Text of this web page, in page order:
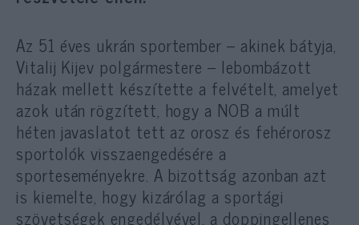
Az 51 éves ukrán sportember – akinek bátyja,
Vitalij Kijev polgármestere – lebombázott
házak mellett készítette a felvételt, amelyet
azok után rögzített, hogy a NOB a múlt
héten javaslatot tett az orosz és fehérorosz
sportolók visszaengedésére a
sporteseményekre. A bizottság azonban azt
is kiemelte, hogy kizárólag a sportági
szövetségek engedélyével, a doppingellenes